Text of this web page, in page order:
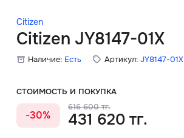
Citizen
Citizen JY8147-01X
Наличие: Есть Артикул: JY8147-01X
СТОИМОСТЬ И ПОКУПКА
-30%
616 600 тг.
431 620 тг.
Главная
О нас
Доставка и оплата